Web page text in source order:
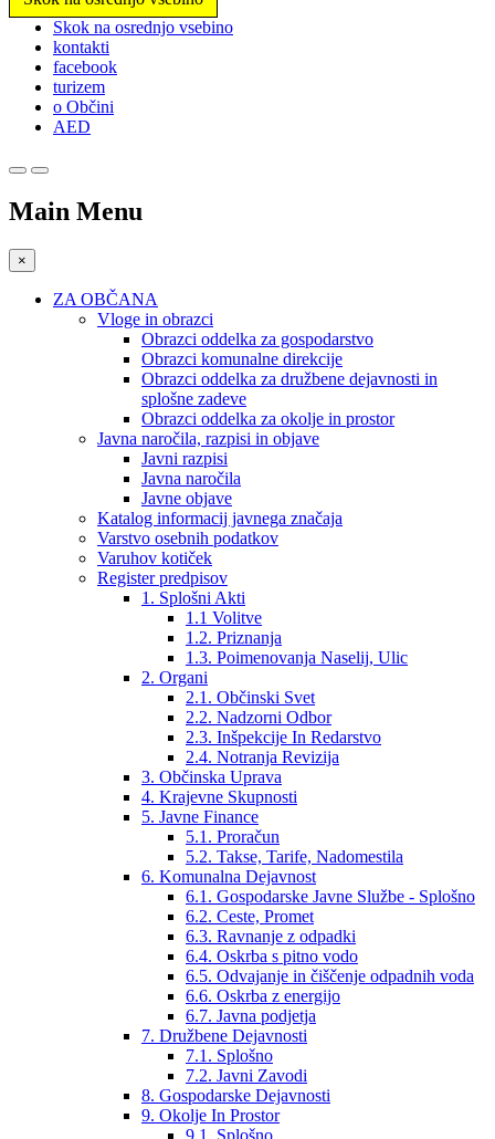
Prosimo,
upoštevajte:
spletno
mesto
vključuje
sistem
Skok na osrednjo vsebino
kontakti
facebook
turizem
o Občini
AED
Main Menu
×
ZA OBČANA
Vloge in obrazci
Obrazci oddelka za gospodarstvo
Obrazci komunalne direkcije
Obrazci oddelka za družbene dejavnosti in
splošne zadeve
Obrazci oddelka za okolje in prostor
Javna naročila, razpisi in objave
Javni razpisi
Javna naročila
Javne objave
Katalog informacij javnega značaja
Varstvo osebnih podatkov
Varuhov kotiček
Register predpisov
1. Splošni Akti
1.1 Volitve
1.2. Priznanja
1.3. Poimenovanja Naselij, Ulic
2. Organi
2.1. Občinski Svet
2.2. Nadzorni Odbor
2.3. Inšpekcije In Redarstvo
2.4. Notranja Revizija
3. Občinska Uprava
4. Krajevne Skupnosti
5. Javne Finance
5.1. Proračun
5.2. Takse, Tarife, Nadomestila
6. Komunalna Dejavnost
6.1. Gospodarske Javne Službe - Splošno
6.2. Ceste, Promet
6.3. Ravnanje z odpadki
6.4. Oskrba s pitno vodo
6.5. Odvajanje in čiščenje odpadnih voda
6.6. Oskrba z energijo
6.7. Javna podjetja
7. Družbene Dejavnosti
7.1. Splošno
7.2. Javni Zavodi
8. Gospodarske Dejavnosti
9. Okolje In Prostor
9.1. Splošno